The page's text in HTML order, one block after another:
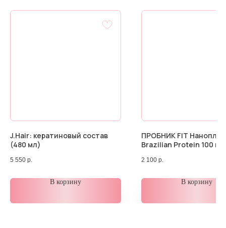
J.Hair: кератиновый состав
(480 мл)
5 550 р.
В корзину
ПРОБНИК FIT
Brazilian Protein 100 мл
2 100 р.
В корзину